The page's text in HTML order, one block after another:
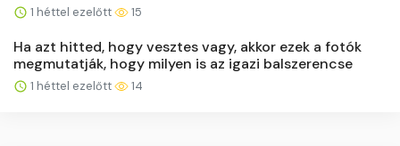
1 héttel ezelőtt 15
Ha azt hitted, hogy vesztes vagy, akkor ezek a fotók
megmutatják, hogy milyen is az igazi balszerencse
1 héttel ezelőtt 14